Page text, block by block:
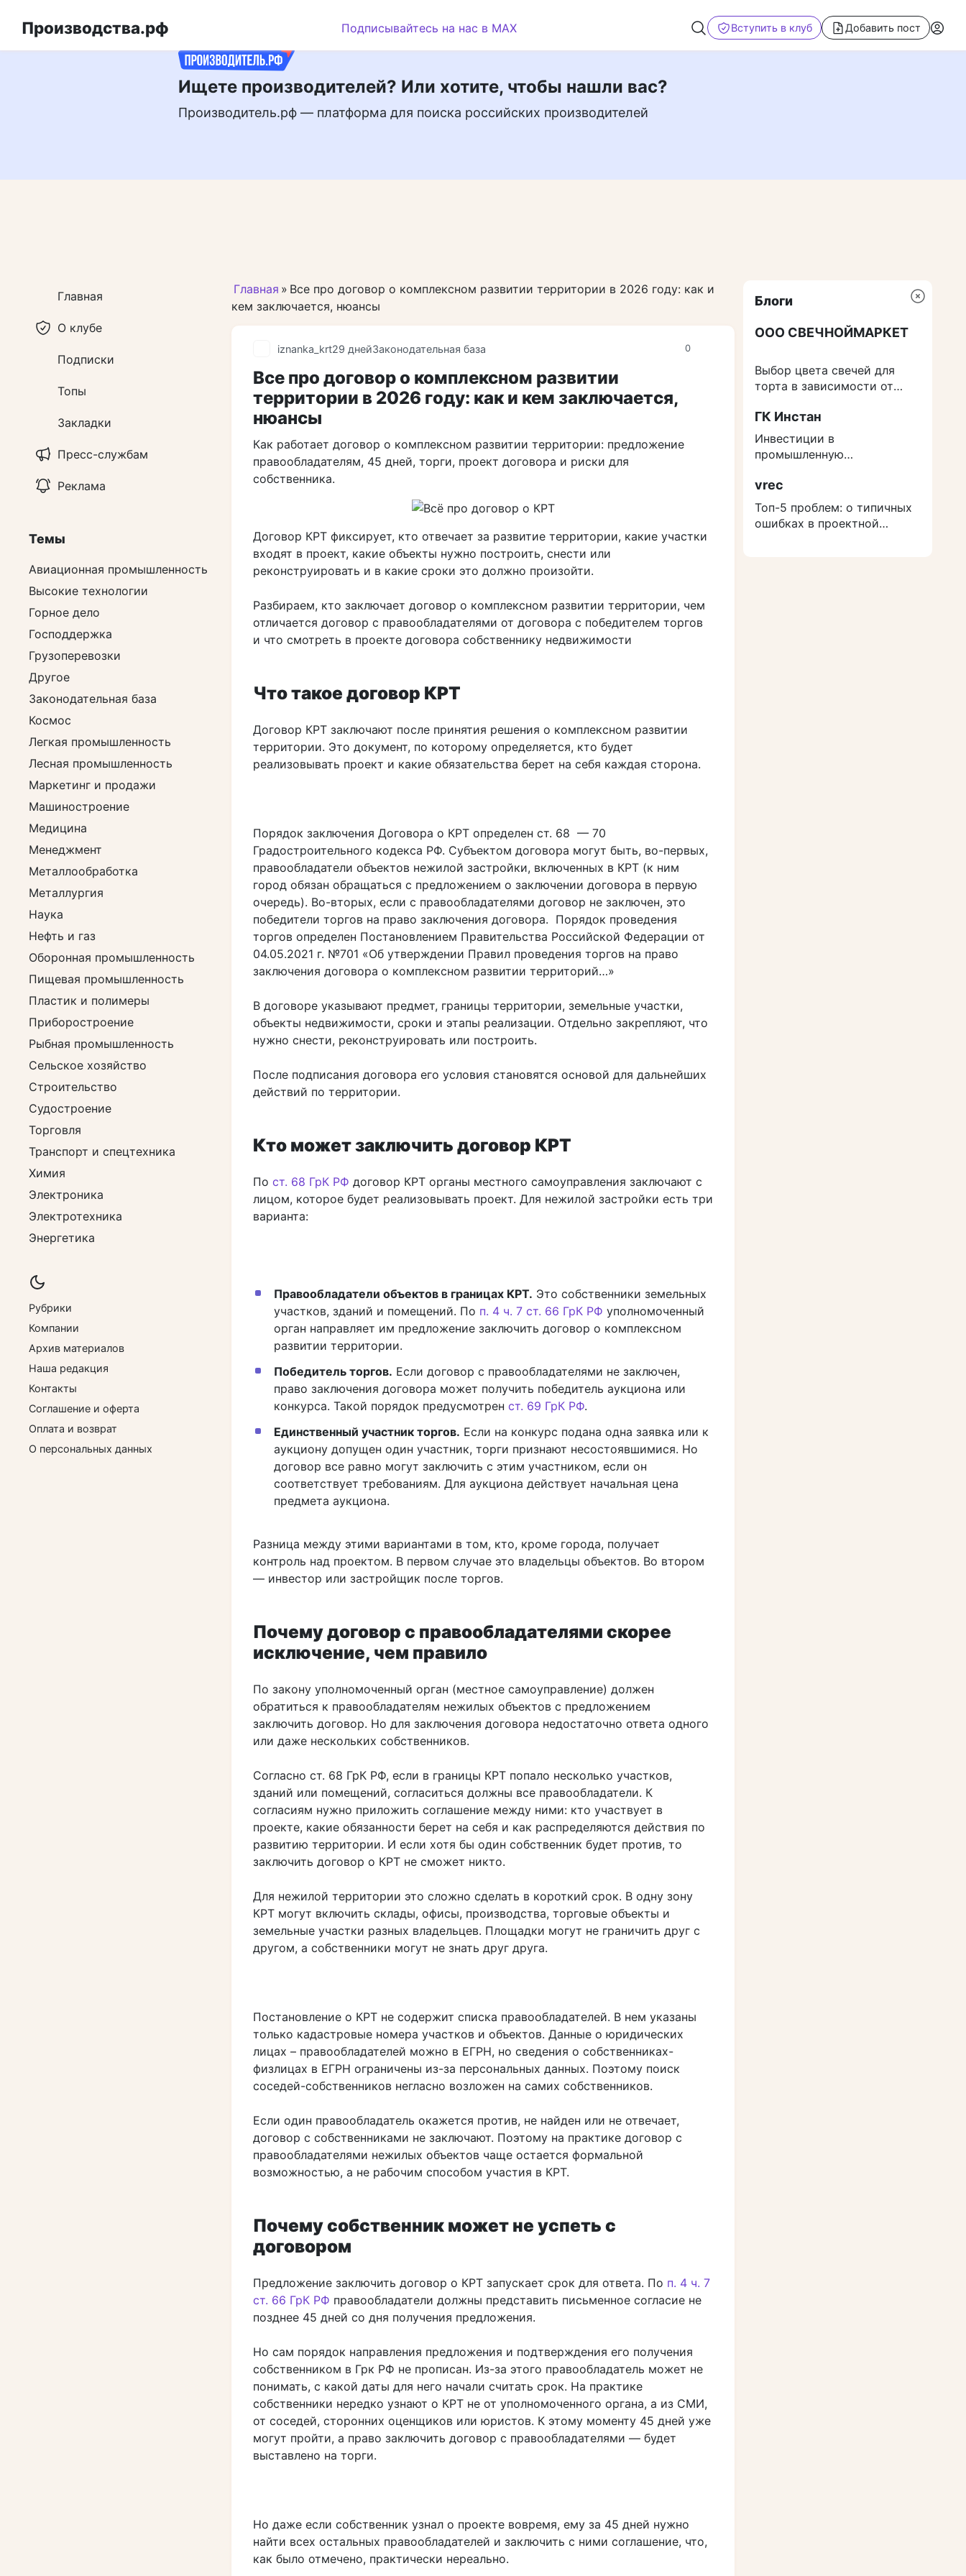
Ищете производителей? Или хотите, чтобы нашли вас?
Производитель.рф — платформа для поиска российских производителей
Производства.рф Подписывайтесь на нас в MAX Вступить в клуб Добавить пост
Главная » Все про договор о комплексном развитии территории в 2026 году: как и
кем заключается, нюансы
0
iznanka_krt29 днейЗаконодательная база
Все про договор о комплексном развитии
территории в 2026 году: как и кем заключается,
нюансы
Как работает договор о комплексном развитии территории: предложение
правообладателям, 45 дней, торги, проект договора и риски для
собственника.
Договор КРТ фиксирует, кто отвечает за развитие территории, какие участки
входят в проект, какие объекты нужно построить, снести или
реконструировать и в какие сроки это должно произойти.
Разбираем, кто заключает договор о комплексном развитии территории, чем
отличается договор с правообладателями от договора с победителем торгов
и что смотреть в проекте договора собственнику недвижимости
Что такое договор КРТ
Договор КРТ заключают после принятия решения о комплексном развитии
территории. Это документ, по которому определяется, кто будет
реализовывать проект и какие обязательства берет на себя каждая сторона.
Порядок заключения Договора о КРТ определен ст. 68 — 70
Градостроительного кодекса РФ. Субъектом договора могут быть, во-первых,
правообладатели объектов нежилой застройки, включенных в КРТ (к ним
город обязан обращаться с предложением о заключении договора в первую
очередь). Во-вторых, если с правообладателями договор не заключен, это
победители торгов на право заключения договора. Порядок проведения
торгов определен Постановлением Правительства Российской Федерации от
04.05.2021 г. №701 «Об утверждении Правил проведения торгов на право
заключения договора о комплексном развитии территорий…»
В договоре указывают предмет, границы территории, земельные участки,
объекты недвижимости, сроки и этапы реализации. Отдельно закрепляют, что
нужно снести, реконструировать или построить.
После подписания договора его условия становятся основой для дальнейших
действий по территории.
Кто может заключить договор КРТ
По ст. 68 ГрК РФ договор КРТ органы местного самоуправления заключают с
лицом, которое будет реализовывать проект. Для нежилой застройки есть три
варианта:
Правообладатели объектов в границах КРТ. Это собственники земельных
участков, зданий и помещений. По п. 4 ч. 7 ст. 66 ГрК РФ уполномоченный
орган направляет им предложение заключить договор о комплексном
развитии территории.
Победитель торгов. Если договор с правообладателями не заключен,
право заключения договора может получить победитель аукциона или
конкурса. Такой порядок предусмотрен ст. 69 ГрК РФ.
Единственный участник торгов. Если на конкурс подана одна заявка или к
аукциону допущен один участник, торги признают несостоявшимися. Но
договор все равно могут заключить с этим участником, если он
соответствует требованиям. Для аукциона действует начальная цена
предмета аукциона.
Разница между этими вариантами в том, кто, кроме города, получает
контроль над проектом. В первом случае это владельцы объектов. Во втором
— инвестор или застройщик после торгов.
Почему договор с правообладателями скорее
исключение, чем правило
По закону уполномоченный орган (местное самоуправление) должен
обратиться к правообладателям нежилых объектов с предложением
заключить договор. Но для заключения договора недостаточно ответа одного
или даже нескольких собственников.
Согласно ст. 68 ГрК РФ, если в границы КРТ попало несколько участков,
зданий или помещений, согласиться должны все правообладатели. К
согласиям нужно приложить соглашение между ними: кто участвует в
проекте, какие обязанности берет на себя и как распределяются действия по
развитию территории. И если хотя бы один собственник будет против, то
заключить договор о КРТ не сможет никто.
Для нежилой территории это сложно сделать в короткий срок. В одну зону
КРТ могут включить склады, офисы, производства, торговые объекты и
земельные участки разных владельцев. Площадки могут не граничить друг с
другом, а собственники могут не знать друг друга.
Постановление о КРТ не содержит списка правообладателей. В нем указаны
только кадастровые номера участков и объектов. Данные о юридических
лицах – правообладателей можно в ЕГРН, но сведения о собственниках-
физлицах в ЕГРН ограничены из-за персональных данных. Поэтому поиск
соседей-собственников негласно возложен на самих собственников.
Если один правообладатель окажется против, не найден или не отвечает,
договор с собственниками не заключают. Поэтому на практике договор с
правообладателями нежилых объектов чаще остается формальной
возможностью, а не рабочим способом участия в КРТ.
Почему собственник может не успеть с
договором
Предложение заключить договор о КРТ запускает срок для ответа. По п. 4 ч. 7
ст. 66 ГрК РФ правообладатели должны представить письменное согласие не
позднее 45 дней со дня получения предложения.
Но сам порядок направления предложения и подтверждения его получения
собственником в Грк РФ не прописан. Из-за этого правообладатель может не
понимать, с какой даты для него начали считать срок. На практике
собственники нередко узнают о КРТ не от уполномоченного органа, а из СМИ,
от соседей, сторонних оценщиков или юристов. К этому моменту 45 дней уже
могут пройти, а право заключить договор с правообладателями — будет
выставлено на торги.
Но даже если собственник узнал о проекте вовремя, ему за 45 дней нужно
найти всех остальных правообладателей и заключить с ними соглашение, что,
как было отмечено, практически нереально.
Главная
О клубе
Подписки
Топы
Закладки
Пресс-службам
Реклама
Темы
Авиационная промышленность
Высокие технологии
Горное дело
Господдержка
Грузоперевозки
Другое
Законодательная база
Космос
Легкая промышленность
Лесная промышленность
Маркетинг и продажи
Машиностроение
Медицина
Менеджмент
Металлообработка
Металлургия
Наука
Нефть и газ
Оборонная промышленность
Пищевая промышленность
Пластик и полимеры
Приборостроение
Рыбная промышленность
Сельское хозяйство
Строительство
Судостроение
Торговля
Транспорт и спецтехника
Химия
Электроника
Электротехника
Энергетика
Рубрики
Компании
Архив материалов
Наша редакция
Контакты
Соглашение и оферта
Оплата и возврат
О персональных данных
Блоги
ООО СВЕЧНОЙМАРКЕТ
Выбор цвета свечей для
торта в зависимости от
ГК Инстан
Инвестиции в
промышленную
защититься от роста
расходов на строительство
vrec
Топ-5 проблем: о типичных
ошибках в проектной